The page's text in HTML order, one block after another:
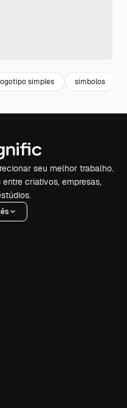
simples simbolos
seu melhor trabalho.
criativos, empresas,